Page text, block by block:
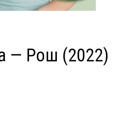
— Рош (2022)